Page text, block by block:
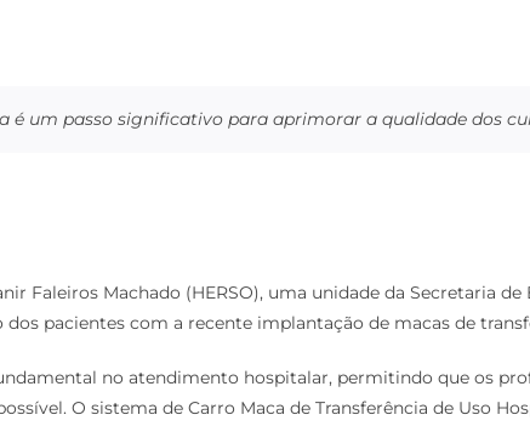
um passo significativo para aprimorar a qualidade dos
Faleiros Machado (HERSO), uma unidade da Secretaria de
pacientes com a recente implantação de macas de
no atendimento hospitalar, permitindo que os
O sistema de Carro Maca de Transferência de Uso